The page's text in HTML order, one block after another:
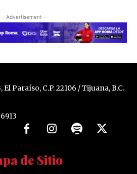
- Advertisement -
El Paraíso, C.P. 22106 / Tijuana, B.C.
de Sitio